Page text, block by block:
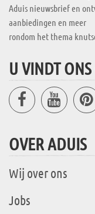
Aduis nieuwsbrief en
aanbiedingen en meer
rondom het thema
U VINDT
OVER ADUIS
Wij over ons
Jobs